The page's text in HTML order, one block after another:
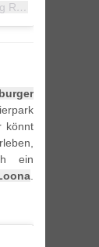
könnt
ein